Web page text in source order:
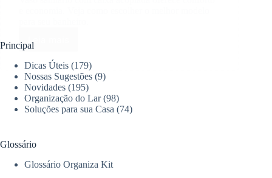
Leia mais
com
Caixa
Acoplada:
Conforto
e
Banheiro
Principal
Dicas Úteis (179)
Nossas Sugestões (9)
Novidades (195)
Organização do Lar(98)
Soluções para sua Casa (74)
Glossário
Glossário Organiza Kit